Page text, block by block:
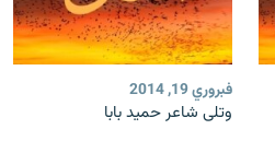
فبروري 19, 2014
وتلی شاعر حمید بابا